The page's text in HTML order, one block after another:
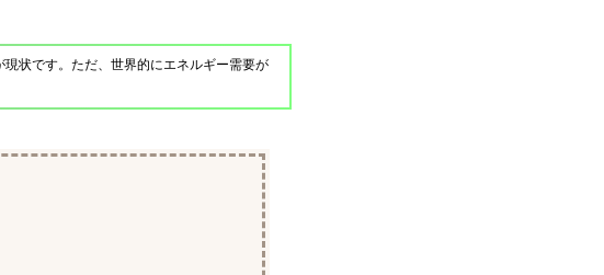
状です。ただ、世界的にエネルギー需要が